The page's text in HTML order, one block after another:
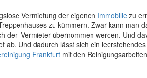
Vermietung der eigenen Immobilie zu
zu kümmern. Zwar kann man
den Vermieter übernommen werden. Und
Und dadurch lässt sich ein
Frankfurt mit den